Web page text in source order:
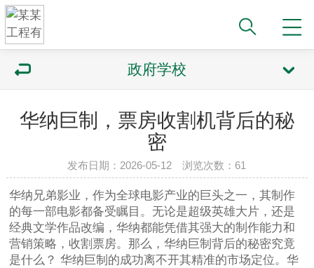
政府学校
华纳巨制，票房收割机背后的秘
密
发布日期：2026-05-12 浏览次数：61
华纳兄弟影业，作为全球电影产业的巨头之一，其制作
的每一部电影都备受瞩目。无论是超级英雄大片，还是
经典文学作品改编，华纳都能凭借其强大的制作能力和
营销策略，收割票房。那么，华纳巨制背后的秘密究竟
是什么？ 华纳巨制的成功离不开其精准的市场定位。华